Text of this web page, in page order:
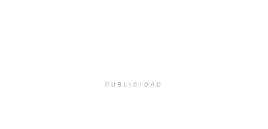
PUBLICIDAD